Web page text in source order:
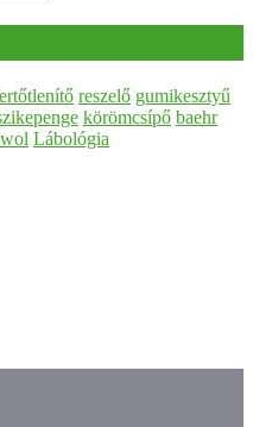
reszelő gumikesztyű
körömcsípő baehr
Lábológia